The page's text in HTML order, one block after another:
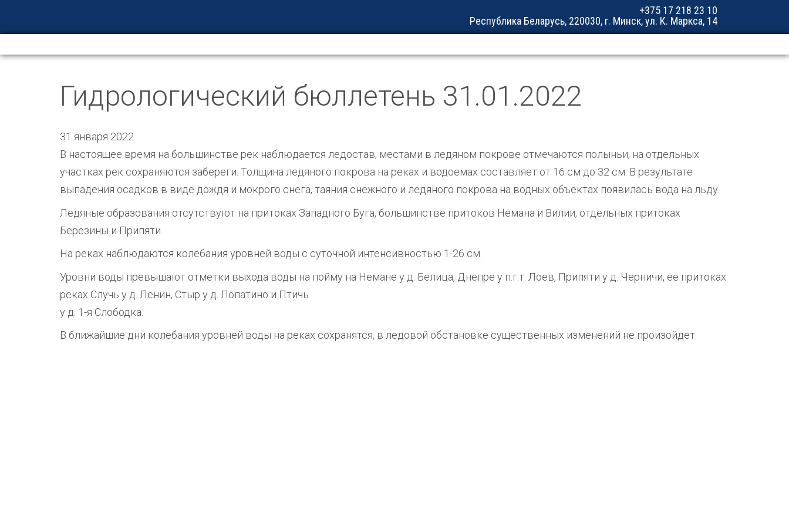
+375 17 218 23 10
Республика Беларусь, 220030, г. Минск, ул. К. Маркса, 14
Гидрологический бюллетень 31.01.2022
31 января 2022
В настоящее время на большинстве рек наблюдается ледостав, местами в ледяном покрове отмечаются полыньи, на отдельных
участках рек сохраняются забереги. Толщина ледяного покрова на реках и водоемах составляет от 16 см до 32 см. В результате
выпадения осадков в виде дождя и мокрого снега, таяния снежного и ледяного покрова на водных объектах появилась вода на льду.
Ледяные образования отсутствуют на притоках Западного Буга, большинстве притоков Немана и Вилии, отдельных притоках
Березины и Припяти.
На реках наблюдаются колебания уровней воды с суточной интенсивностью 1-26 см.
Уровни воды превышают отметки выхода воды на пойму на Немане у д. Белица, Днепре у п.г.т. Лоев, Припяти у д. Черничи, ее притоках
реках Случь у д. Ленин, Стыр у д. Лопатино и Птичь
у д. 1-я Слободка.
В ближайшие дни колебания уровней воды на реках сохранятся, в ледовой обстановке существенных изменений не произойдет.